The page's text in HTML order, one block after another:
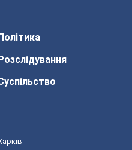
Політика
Розслідування